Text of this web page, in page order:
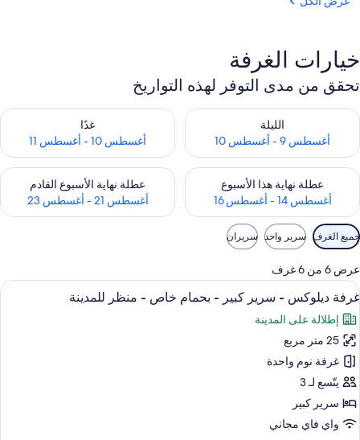
خيارات الغرفة
تحقق من مدى التوفر لهذه التواريخ
الليلة
أغسطس 9 - أغسطس 10
تحقق من مدى التوفر لليلة للفترة أغسطس 9 - أغسطس 10
غدًا
أغسطس 10 - أغسطس 11
تحقق من مدى التوفر لغد للفترة أغسطس
عطلة نهاية هذا الأسبوع
أغسطس 14 - أغسطس 16
تحقق من مدى التوفر لعطلة نهاية هذا الأسبوع للفترة أغسطس 14 - أغسطس 16
عطلة نهاية الأسبوع القادم
أغسطس 21 - أغسطس 23
تحقق من مدى التوفر لعطلة نهاية
عوامل
التصفية
المتاحة
للغرف
جميع الغرف سرير واحد سريران
عرض 6 من 6 غرف
استعراض
جميع
صور
غرفة
ديلوكس
-
سرير
كبير
ميني بار وخزنة داخل الغرفة ومساحة عمل
4
غرفة ديلوكس - سرير كبير - بحمام خاص - منظر للمدينة
إطلالة على المدينة
25 متر مربع
غرفة نوم واحدة
يتّسع لـ 3
سرير كبير
واي فاي مجاني